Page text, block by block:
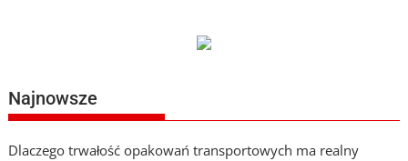
Najnowsze
Dlaczego trwałość opakowań transportowych ma realny